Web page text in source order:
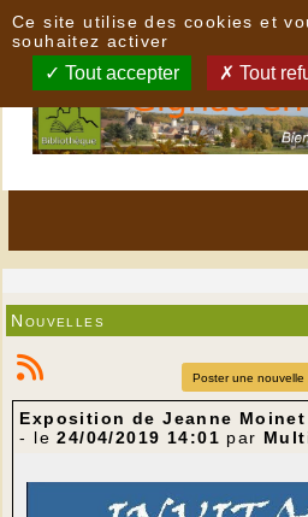
Nouvelles
Poster une nouvelle
Exposition de Jeanne
- le24/04/2019 14:01 par
Ce site utilise des cookies et
souhaitez activer
Tout accepter Tout